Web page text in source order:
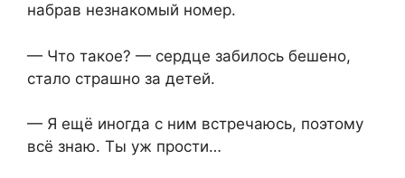
набрав незнакомый номер.
— Что такое? — сердце забилось бешено,
стало страшно за детей.
— Я ещё иногда с ним встречаюсь, поэтому
всё знаю. Ты уж прости…